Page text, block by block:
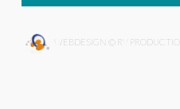
WEBDESIGN © RV